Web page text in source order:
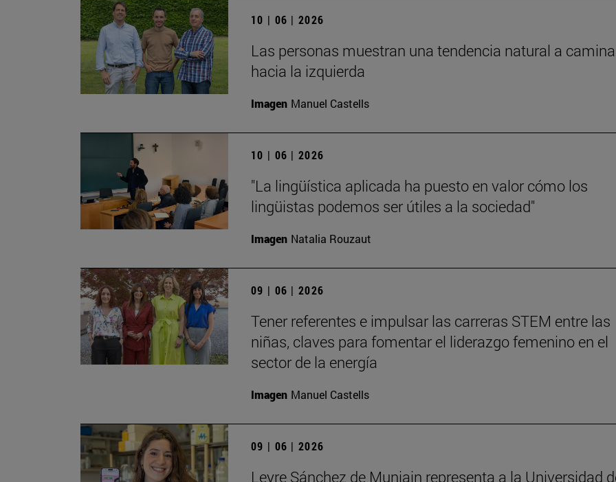
10 | 06 | 2026
Las personas muestran una tendencia natural a
hacia la izquierda
Imagen Manuel Castells
10 | 06 | 2026
"La lingüística aplicada ha puesto en valor cómo los
lingüistas podemos ser útiles a la sociedad"
Imagen Natalia Rouzaut
09 | 06 | 2026
Tener referentes e impulsar las carreras STEM entre las
niñas, claves para fomentar el liderazgo femenino en el
sector de la energía
Imagen Manuel Castells
09 | 06 | 2026
Leyre Sánchez de Muniain representa a la Universidad